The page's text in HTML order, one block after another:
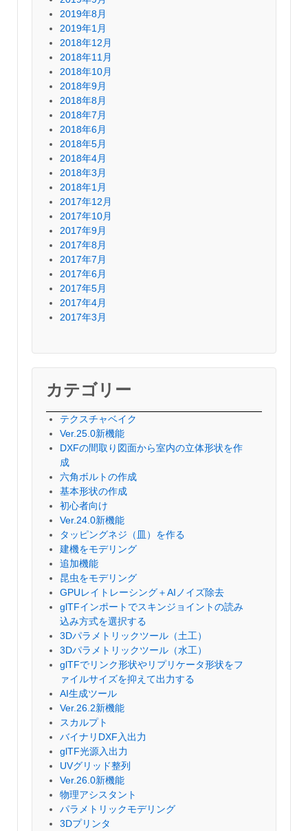
2019年8月
2019年1月
2018年12月
2018年11月
2018年10月
2018年9月
2018年8月
2018年7月
2018年6月
2018年5月
2018年4月
2018年3月
2018年1月
2017年12月
2017年10月
2017年9月
2017年8月
2017年7月
2017年6月
2017年5月
2017年4月
2017年3月
カテゴリー
テクスチャベイク
Ver.25.0新機能
DXFの間取り図面から室内の立体形状を作
成
六角ボルトの作成
基本形状の作成
初心者向け
Ver.24.0新機能
タッピングネジ（皿）を作る
建機をモデリング
追加機能
昆虫をモデリング
GPUレイトレーシング＋AIノイズ除去
glTFインポートでスキンジョイントの読み
込み方式を選択する
3Dパラメトリックツール（土工）
3Dパラメトリックツール（水工）
glTFでリンク形状やリプリケータ形状をフ
ァイルサイズを抑えて出力する
AI生成ツール
Ver.26.2新機能
スカルプト
バイナリDXF入出力
glTF光源入出力
UVグリッド整列
Ver.26.0新機能
物理アシスタント
パラメトリックモデリング
3Dプリンタ